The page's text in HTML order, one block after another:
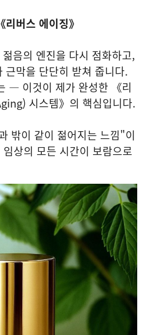
버스 에이징》
음의 엔진을 다시 점화하고,
근막을 단단히 받쳐 줍니다.
— 이것이 제가 완성한 《리
시스템》의 핵심입니다.
밖이 같이 젊어지는 느낌"이
상의 모든 시간이 보람으로